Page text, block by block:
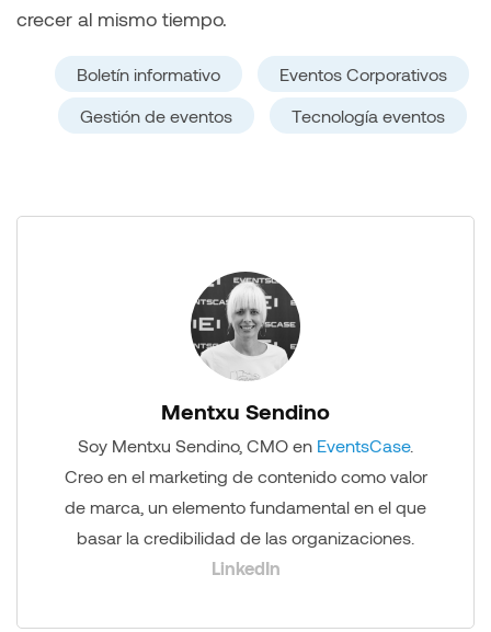
crecer al mismo tiempo.
Boletín informativo
Eventos Corporativos
Gestión de eventos
Tecnología eventos
Mentxu Sendino
Soy Mentxu Sendino, CMO en EventsCase.
Creo en el marketing de contenido como valor
de marca, un elemento fundamental en el que
basar la credibilidad de las organizaciones.
LinkedIn